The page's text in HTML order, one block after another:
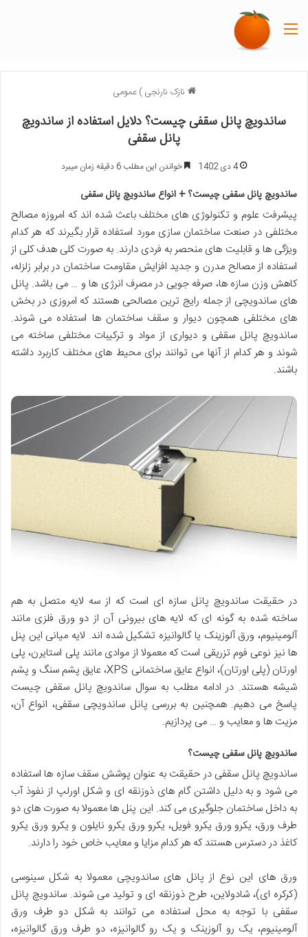
نازک نارنجی ) عمومی
ساندویچ پانل سقفی چیست؟ دلایل استفاده از ساندویچ
پانل سقفی
4 دی 1402 خواندن این مطلب 6 دقیقه زمان میبرد
ساندویچ پانل سقفی چیست؟ + انواع ساندویچ پانل سقفی
پیشرفت علوم و تکنولوژی های مختلف باعث شده اند که امروزه مصالح
مختلفی در صنعت ساختمان سازی مورد استفاده قرار بگیرند که هر کدام
ویژگی ها و قابلیت های منحصر به فردی دارند. به صورت کلی هدف کلی از
استفاده از مصالح مدرن و جدید افزایش مقاومت ساختمان در برابر زلزله،
کاهش وزن سازه ها، صرفه جویی در مصرف انرژی ها و … می باشد. پانل
های ساندویچی از جمله رایج ترین مصالحی هستند که امروزی در بخش
های مختلفی همچون دیوار و سقف ساختمان ها استفاده می شوند.
ساندویچ پانل سقفی و دیواری از مواد و ترکیبات مختلفی ساخته می
شوند و هر کدام از آنها می توانند برای محیط های مختلف کاربرد داشته
باشند.
در حقیقت ساندویچ پانل سازه ای است که از سه لایه متصل به هم
ساخته شده به گونه ای که لایه های بیرونی آن از دو ورق فلزی مانند
آلومینیوم، ورق آلوزینک یا گالوانیزه تشکیل شده اند. لایه میانی این پنل
ها نیز نوعی فوم تزریقی است که معمولا از موادی مانند پلی استایرن، پلی
اورتان (پلی اورتان)، انواع عایق ساختمانی XPS، عایق پشم سنگ و پشم
شیشه هستند. در ادامه مطلب به سوال ساندویچ پانل سقفی چیست
پاسخ می دهیم. همچنین به بررسی پانل ساندویچی سقفی، انواع آن،
مزیت ها و معایب و … می پردازیم.
ساندویچ پانل سقفی چیست؟
ساندویچ پانل سقفی در حقیقت به عنوان پوشش سقف سازه ها استفاده
می شود و به دلیل داشتن گام های ذوزنقه ای و شکل اورلپ از نفوذ آب
به داخل ساختمان جلوگیری می کند. این پنل ها معمولا به صورت های دو
طرف ورق، یکرو ورق یکرو فویل، یکرو ورق یکرو نایلون و یکرو ورق یکرو
کاغذ در دسترس هستند که هر کدام مزایا و معایب خاص خود را دارند.
ورق های این نوع از پانل های ساندویچی معمولا به شکل سینوسی
(کرکره ای)، شادولاین، طرح ذوزنقه ای و تولید می شوند. ساندویچ پانل
سقفی با توجه به محل استفاده می توانند به شکل دو طرف ورق
آلومینیوم، یک رو آلوزینک و یک رو گالوانیزه، دو طرف ورق گالوانیزه،